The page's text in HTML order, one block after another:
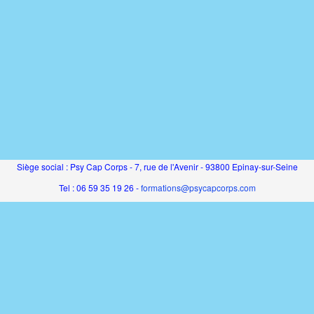
Siège social : Psy Cap Corps - 7, rue de l'Avenir - 93800 Epinay-sur-Seine
Tel : 06 59 35 19 26 -formations@psycapcorps.com